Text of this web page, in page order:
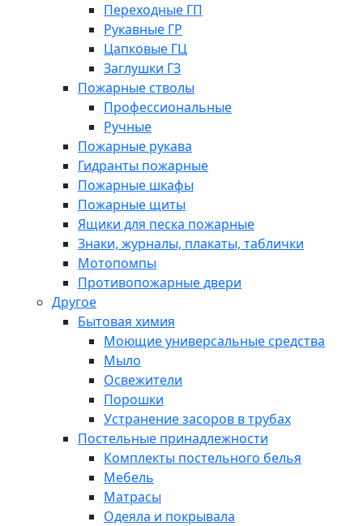
Переходные ГП
Рукавные ГР
Цапковые ГЦ
Заглушки ГЗ
Пожарные стволы
Профессиональные
Ручные
Пожарные рукава
Гидранты пожарные
Пожарные шкафы
Пожарные щиты
Ящики для песка пожарные
Знаки, журналы, плакаты, таблички
Мотопомпы
Противопожарные двери
Другое
Бытовая химия
Моющие универсальные средства
Мыло
Освежители
Порошки
Устранение засоров в трубах
Постельные принадлежности
Комплекты постельного белья
Мебель
Матрасы
Одеяла и покрывала